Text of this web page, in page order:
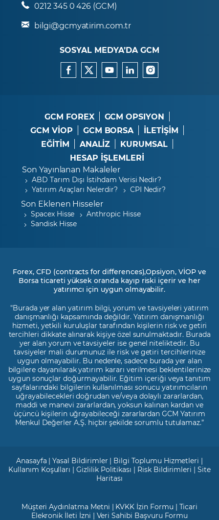
0212 345 0 426 (GCM)
bilgi@gcmyatirim.com.tr
SOSYAL MEDYA’DA GCM
GCM FOREX
GCM OPSIYON
GCM VİOP
GCM BORSA
İLETİŞİM
EĞİTİM
ANALİZ
KURUMSAL
HESAP İŞLEMLERİ
Son Yayınlanan Makaleler
ABD Tarım Dışı İstihdam Verisi Nedir?
Yatırım Araçları Nelerdir?
CPI Nedir?
Son Eklenen Hisseler
Spacex Hisse
Anthropic Hisse
Sandisk Hisse
Forex, CFD (contracts for differences),Opsiyon, VİOP ve
Borsa ticareti yüksek oranda kayıp riski içerir ve her
yatırımcı için uygun olmayabilir.
"Burada yer alan yatırım bilgi, yorum ve tavsiyeleri yatırım
danışmanlığı kapsamında değildir. Yatırım danışmanlığı
hizmeti, yetkili kuruluşlar tarafından kişilerin risk ve getiri
tercihleri dikkate alınarak kişiye özel sunulmaktadır. Burada
yer alan yorum ve tavsiyeler ise genel niteliktedir. Bu
tavsiyeler mali durumunuz ile risk ve getiri tercihlerinize
uygun olmayabilir. Bu nedenle, sadece burada yer alan
bilgilere dayanılarak yatırım kararı verilmesi beklentilerinize
uygun sonuçlar doğurmayabilir. Eğitim içeriği veya tanıtım
sayfalarındaki bilgilerin kullanılması sonucu yatırımcıların
uğrayabilecekleri doğrudan ve/veya dolaylı zararlardan,
maddi ve manevi zararlardan, yoksun kalınan kardan ve
üçüncü kişilerin uğrayabileceği zararlardan GCM Yatırım
Menkul Değerler A.Ş. hiçbir şekilde sorumlu tutulamaz.”
Anasayfa |Yasal Bildirimler | Bilgi Toplumu Hizmetleri |
Kullanım Koşulları |Gizlilik Politikası | Risk Bildirimleri |Site
Haritası
Müşteri Aydınlatma Metni | KVKK İzin Formu | Ticari
Elekronik İleti İzni | Veri Sahibi Başvuru Formu